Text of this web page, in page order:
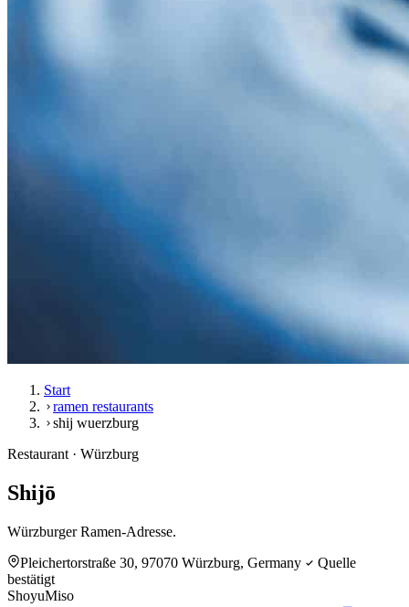
Start
ramen restaurants
shij wuerzburg
Restaurant · Würzburg
Shijō
Würzburger Ramen-Adresse.
Pleichertorstraße 30, 97070 Würzburg, Germany
Quelle
bestätigt
ShoyuMiso